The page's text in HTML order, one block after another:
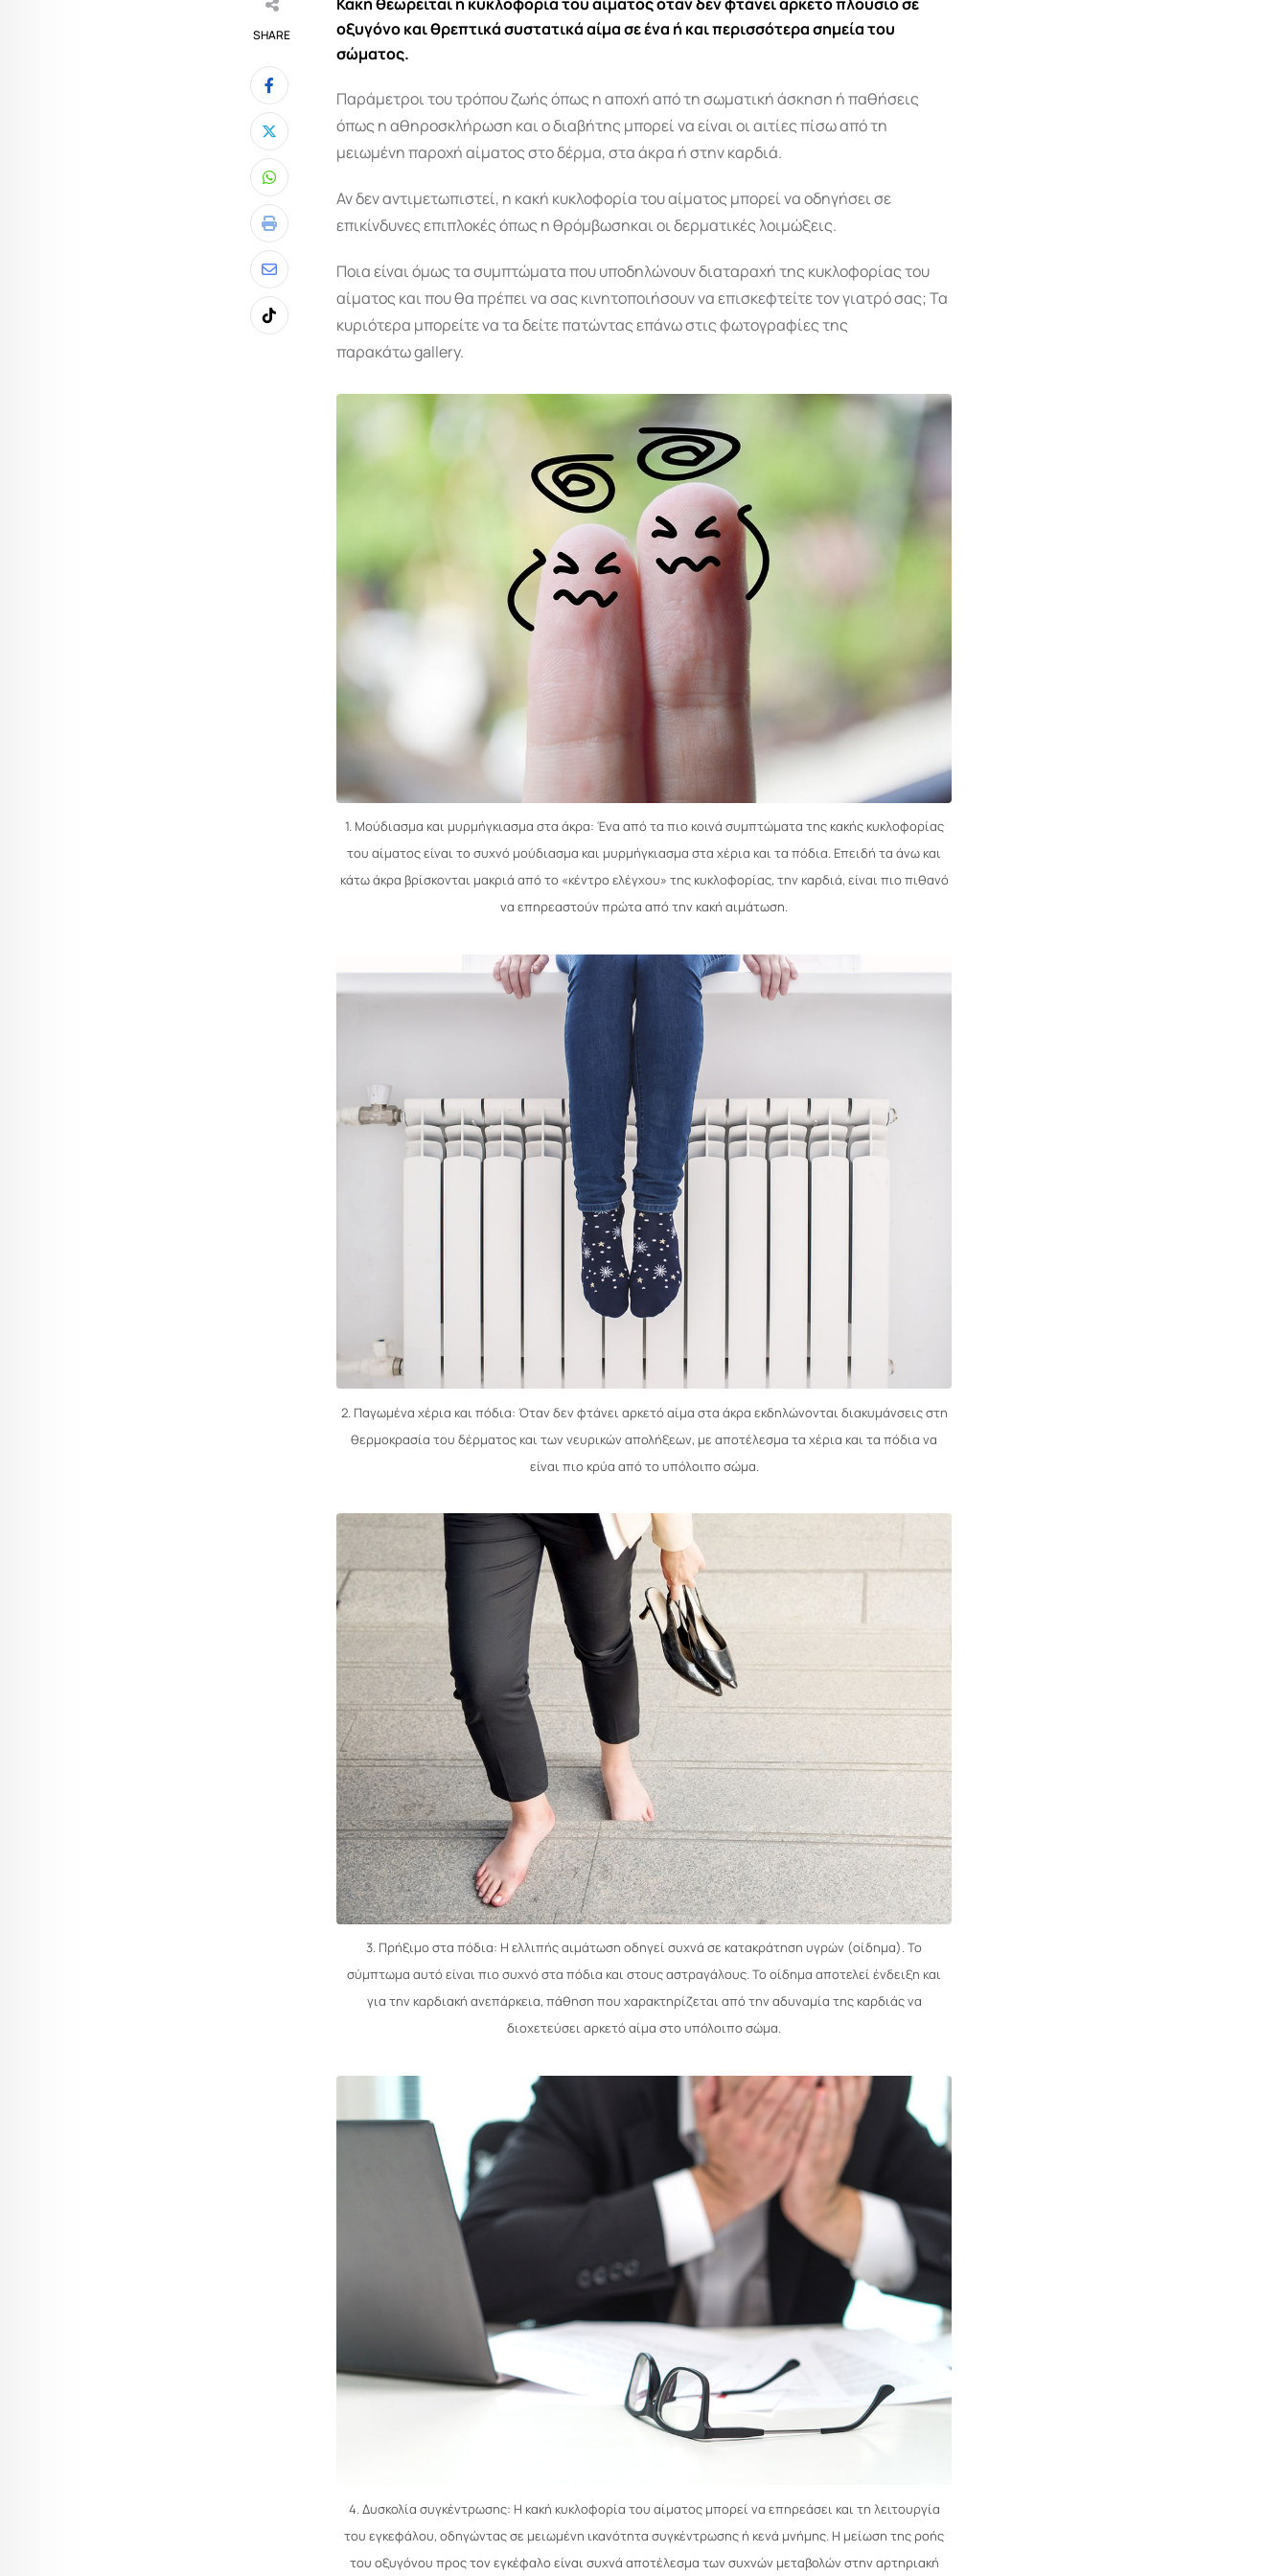
SHARE
Whatsapp
Print
Share
via
Email
Tiktok
οξυγόνο και θρεπτικά συστατικά αίμα σε ένα ή και περισσότερα σημεία του
σώματος.
Παράμετροι του τρόπου ζωής όπως η αποχή από τη σωματική άσκηση ή παθήσεις
όπως η αθηροσκλήρωση και ο διαβήτης μπορεί να είναι οι αιτίες πίσω από τη
μειωμένη παροχή αίματος στο δέρμα, στα άκρα ή στην καρδιά.
Αν δεν αντιμετωπιστεί, η κακή κυκλοφορία του αίματος μπορεί να οδηγήσει σε
επικίνδυνες επιπλοκές όπως η θρόμβωσηκαι οι δερματικές λοιμώξεις.
Ποια είναι όμως τα συμπτώματα που υποδηλώνουν διαταραχή της κυκλοφορίας του
αίματος και που θα πρέπει να σας κινητοποιήσουν να επισκεφτείτε τον γιατρό σας; Τα
κυριότερα μπορείτε να τα δείτε πατώντας επάνω στις φωτογραφίες της
παρακάτω gallery.
1. Μούδιασμα και μυρμήγκιασμα στα άκρα: Ένα από τα πιο κοινά συμπτώματα της κακής κυκλοφορίας
του αίματος είναι το συχνό μούδιασμα και μυρμήγκιασμα στα χέρια και τα πόδια. Επειδή τα άνω και
κάτω άκρα βρίσκονται μακριά από το «κέντρο ελέγχου» της κυκλοφορίας, την καρδιά, είναι πιο πιθανό
να επηρεαστούν πρώτα από την κακή αιμάτωση.
2. Παγωμένα χέρια και πόδια: Όταν δεν φτάνει αρκετό αίμα στα άκρα εκδηλώνονται διακυμάνσεις στη
θερμοκρασία του δέρματος και των νευρικών απολήξεων, με αποτέλεσμα τα χέρια και τα πόδια να
είναι πιο κρύα από το υπόλοιπο σώμα.
3. Πρήξιμο στα πόδια: Η ελλιπής αιμάτωση οδηγεί συχνά σε κατακράτηση υγρών (οίδημα). Το
σύμπτωμα αυτό είναι πιο συχνό στα πόδια και στους αστραγάλους. Το οίδημα αποτελεί ένδειξη και
για την καρδιακή ανεπάρκεια, πάθηση που χαρακτηρίζεται από την αδυναμία της καρδιάς να
διοχετεύσει αρκετό αίμα στο υπόλοιπο σώμα.
4. Δυσκολία συγκέντρωσης: Η κακή κυκλοφορία του αίματος μπορεί να επηρεάσει και τη λειτουργία
του εγκεφάλου, οδηγώντας σε μειωμένη ικανότητα συγκέντρωσης ή κενά μνήμης. Η μείωση της ροής
του οξυγόνου προς τον εγκέφαλο είναι συχνά αποτέλεσμα των συχνών μεταβολών στην αρτηριακή